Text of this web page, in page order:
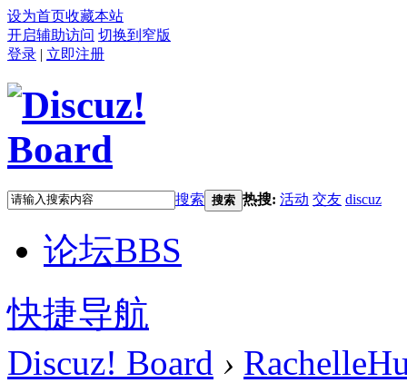
设为首页收藏本站
开启辅助访问 切换到窄版
登录 | 立即注册
搜索 搜索 热搜: 活动 交友 discuz
论坛BBS
快捷导航
Discuz! Board ›